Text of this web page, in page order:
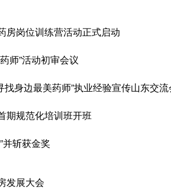
房岗位训练营活动正式启动
师”活动初审会议
身边最美药师”执业经验宣传山东交流
期规范化培训班开班
并斩获金奖
发展大会